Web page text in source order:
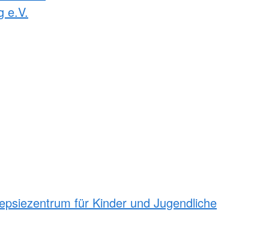
e.V.
für Kinder und Jugendliche